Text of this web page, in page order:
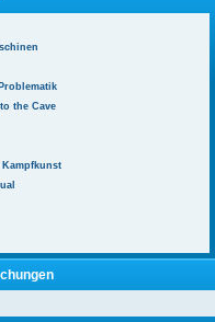
the Cave
Kampfkunst